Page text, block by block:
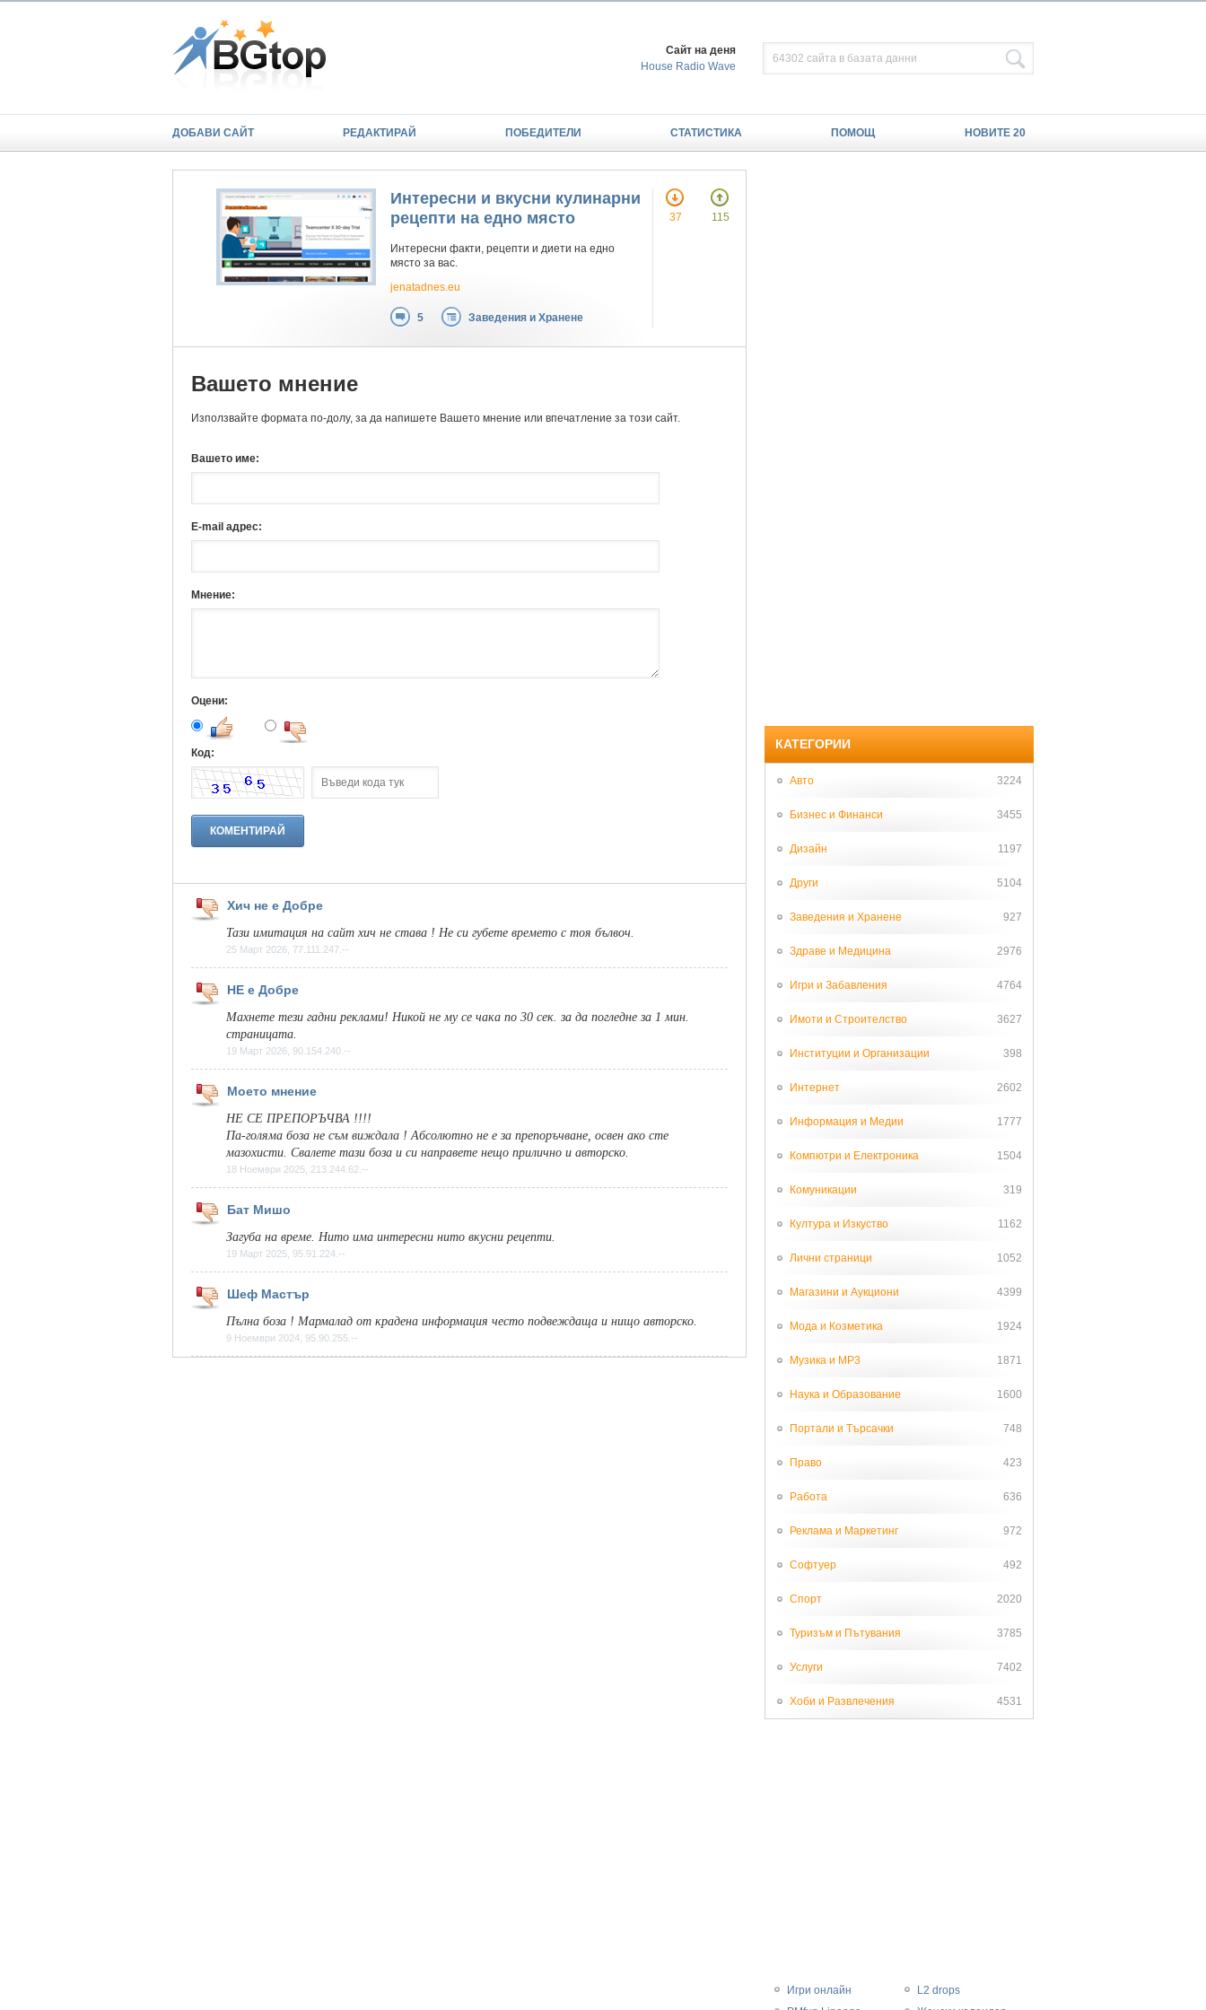
Сайт на деня
House Radio Wave
ДОБАВИ САЙТ РЕДАКТИРАЙ ПОБЕДИТЕЛИ СТАТИСТИКА ПОМОЩ НОВИТЕ 20
Интересни и вкусни кулинарни
рецепти на едно място
Интересни факти, рецепти и диети на едно
място за вас.
jenatadnes.eu
5 Заведения и Хранене
37 115
Вашето мнение
Използвайте формата по-долу, за да напишете Вашето мнение или впечатление за този сайт.
Вашето име:
E-mail адрес:
Мнение:
Оцени:
Код:
Хич не е Добре
Тази имитация на сайт хич не става ! Не си губете времето с тоя бълвоч.
25 Март 2026, 77.111.247.--
НЕ е Добре
Махнете тези гадни реклами! Никой не му се чака по 30 сек. за да погледне за 1 мин.
страницата.
19 Март 2026, 90.154.240.--
Моето мнение
НЕ СЕ ПРЕПОРЪЧВА !!!!
Па-голяма боза не съм виждала ! Абсолютно не е за препоръчване, освен ако сте
мазохисти. Свалете тази боза и си направете нещо прилично и авторско.
18 Ноември 2025, 213.244.62.--
Бат Мишо
Загуба на време. Нито има интересни нито вкусни рецепти.
19 Март 2025, 95.91.224.--
Шеф Мастър
Пълна боза ! Мармалад от крадена информация често подвеждаща и нищо авторско.
9 Ноември 2024, 95.90.255.--
КАТЕГОРИИ
Авто 3224
Бизнес и Финанси 3455
Дизайн 1197
Други 5104
Заведения и Хранене 927
Здраве и Медицина 2976
Игри и Забавления 4764
Имоти и Строителство 3627
Институции и Организации 398
Интернет 2602
Информация и Медии 1777
Компютри и Електроника 1504
Комуникации 319
Култура и Изкуство 1162
Лични страници 1052
Магазини и Аукциони 4399
Мода и Козметика 1924
Музика и MP3 1871
Наука и Образование 1600
Портали и Търсачки 748
Право 423
Работа 636
Реклама и Маркетинг 972
Софтуер 492
Спорт 2020
Туризъм и Пътувания 3785
Услуги 7402
Хоби и Развлечения 4531
Игри онлайн
L2 drops